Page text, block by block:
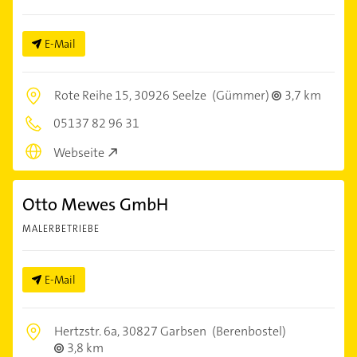
E-Mail
Rote Reihe 15,30926 Seelze (Gümmer)
3,7 km
05137 82 96 31
Webseite
Otto Mewes GmbH
MALERBETRIEBE
E-Mail
Hertzstr. 6a,30827 Garbsen (Berenbostel)
3,8 km